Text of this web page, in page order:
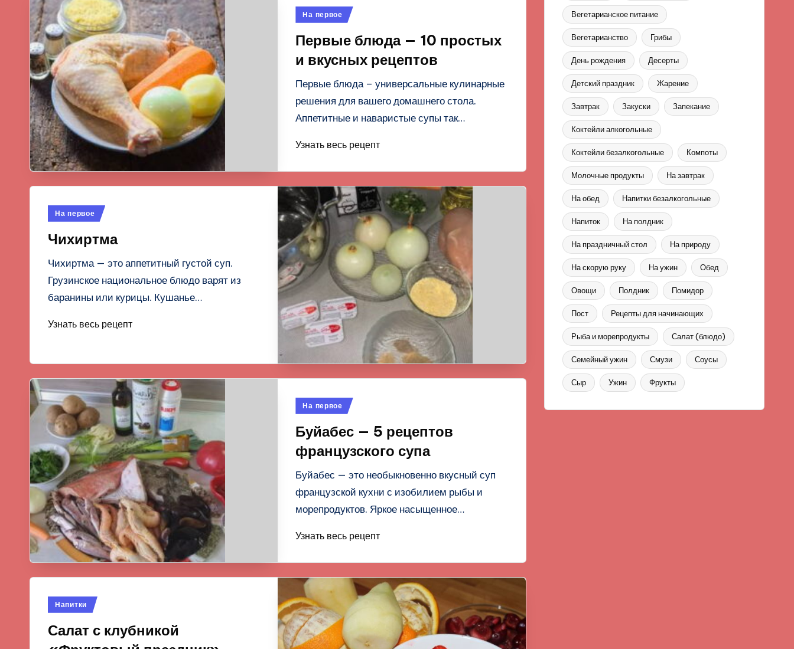
Опубликовано
На первое
Первые блюда — 10 простых
и вкусных рецептов
Первые блюда – универсальные кулинарные
решения для вашего домашнего стола.
Аппетитные и наваристые супы так…
Узнать весь рецепт
Опубликовано
На первое
Чихиртма
Чихиртма — это аппетитный густой суп.
Грузинское национальное блюдо варят из
баранины или курицы. Кушанье…
Узнать весь рецепт
Опубликовано
На первое
Буйабес — 5 рецептов
французского супа
Буйабес — это необыкновенно вкусный суп
французской кухни с изобилием рыбы и
морепродуктов. Яркое насыщенное…
Узнать весь рецепт
Опубликовано
Напитки
Салат с клубникой
Вегетарианское питание
Вегетарианство Грибы
День рождения Десерты
Детский праздник Жарение
Завтрак Закуски Запекание
Коктейли алкогольные
Коктейли безалкогольные Компоты
Молочные продукты На завтрак
На обед Напитки безалкогольные
Напиток На полдник
На праздничный стол На природу
На скорую руку На ужин Обед
Овощи Полдник Помидор
Пост Рецепты для начинающих
Рыба и морепродукты Салат (блюдо)
Семейный ужин Смузи Соусы
Сыр Ужин Фрукты